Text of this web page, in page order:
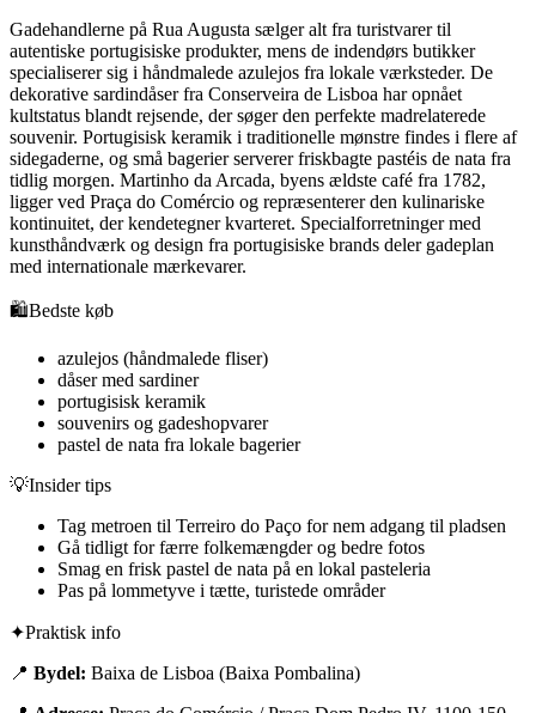
Gadehandlerne på Rua Augusta sælger alt fra turistvarer til
autentiske portugisiske produkter, mens de indendørs butikker
specialiserer sig i håndmalede azulejos fra lokale værksteder. De
dekorative sardindåser fra Conserveira de Lisboa har opnået
kultstatus blandt rejsende, der søger den perfekte madrelaterede
souvenir. Portugisisk keramik i traditionelle mønstre findes i flere af
sidegaderne, og små bagerier serverer friskbagte pastéis de nata fra
tidlig morgen. Martinho da Arcada, byens ældste café fra 1782,
ligger ved Praça do Comércio og repræsenterer den kulinariske
kontinuitet, der kendetegner kvarteret. Specialforretninger med
kunsthåndværk og design fra portugisiske brands deler gadeplan
med internationale mærkevarer.
🛍️Bedste køb
azulejos (håndmalede fliser)
dåser med sardiner
portugisisk keramik
souvenirs og gadeshopvarer
pastel de nata fra lokale bagerier
💡Insider tips
Tag metroen til Terreiro do Paço for nem adgang til pladsen
Gå tidligt for færre folkemængder og bedre fotos
Smag en frisk pastel de nata på en lokal pasteleria
Pas på lommetyve i tætte, turistede områder
✦Praktisk info
📍 Bydel: Baixa de Lisboa (Baixa Pombalina)